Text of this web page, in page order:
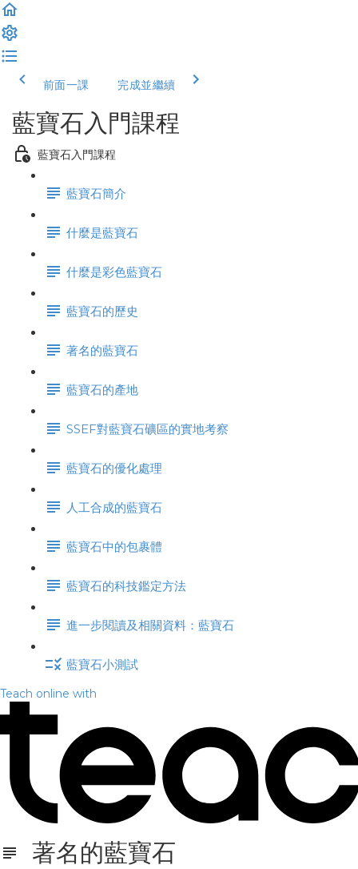
前面一課 完成並繼續
藍寶石入門課程
藍寶石入門課程
藍寶石簡介
什麼是藍寶石
什麼是彩色藍寶石
藍寶石的歷史
著名的藍寶石
藍寶石的產地
SSEF對藍寶石礦區的實地考察
藍寶石的優化處理
人工合成的藍寶石
藍寶石中的包裹體
藍寶石的科技鑑定方法
進一步閱讀及相關資料：藍寶石
藍寶石小測試
Teach online with
著名的藍寶石